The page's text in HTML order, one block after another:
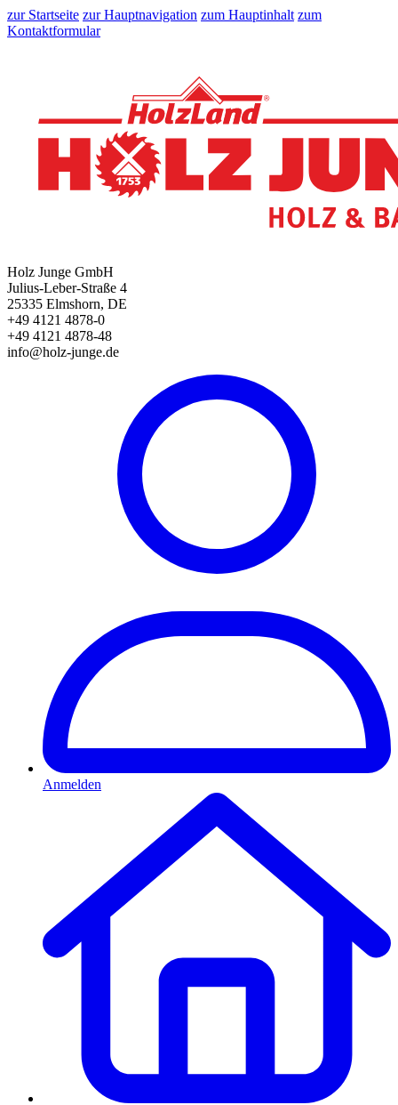
zur Startseite zur Hauptnavigation zum Hauptinhalt zum
Kontaktformular
Holz Junge GmbH
Julius-Leber-Straße 4
25335 Elmshorn, DE
+49 4121 4878-0
+49 4121 4878-48
info@holz-junge.de
Anmelden